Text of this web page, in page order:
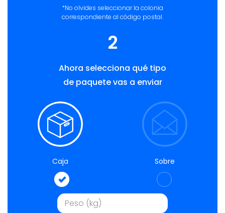
*No olvides seleccionar la colonia
correspondiente al código postal.
2
Ahora selecciona qué tipo
de paquete vas a enviar
Caja Sobre